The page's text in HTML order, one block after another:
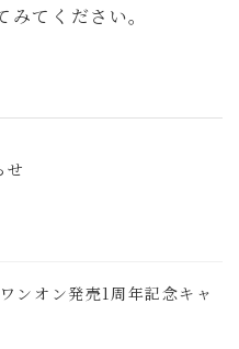
てください。
せ
ンオン発売1周年記念キャ